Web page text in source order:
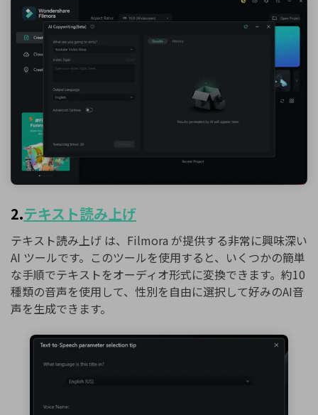
2.テキスト読み上げ
テキスト読み上げ は、Filmora が提供する非常に興味深い
AI ツールです。このツールを使用すると、いくつかの簡単
な手順でテキストをオーディオ形式に変換できます。約10
種類の音声を使用して、性別を自由に選択して好みのAI音
声を生成できます。